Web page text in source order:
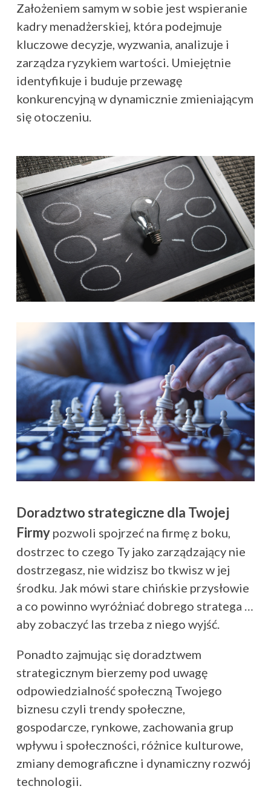
Założeniem samym w sobie jest wspieranie
kadry menadżerskiej, która podejmuje
kluczowe decyzje, wyzwania, analizuje i
zarządza ryzykiem wartości. Umiejętnie
identyfikuje i buduje przewagę
konkurencyjną w dynamicznie zmieniającym
się otoczeniu.
Doradztwo strategiczne dla Twojej
Firmypozwoli spojrzeć na firmę z boku,
dostrzec to czego Ty jako zarządzający nie
dostrzegasz, nie widzisz bo tkwisz w jej
środku. Jak mówi stare chińskie przysłowie
a co powinno wyróżniać dobrego stratega …
aby zobaczyć las trzeba z niego wyjść.
Ponadto zajmując się doradztwem
strategicznym bierzemy pod uwagę
odpowiedzialność społeczną Twojego
biznesu czyli trendy społeczne,
gospodarcze, rynkowe, zachowania grup
wpływu i społeczności, różnice kulturowe,
zmiany demograficzne i dynamiczny rozwój
technologii.